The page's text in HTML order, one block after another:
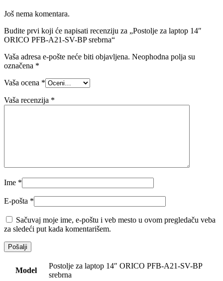
Još nema komentara.
Budite prvi koji će napisati recenziju za „Postolje za laptop 14″
ORICO PFB-A21-SV-BP srebrna“
Vaša adresa e-pošte neće biti objavljena. Neophodna polja su
označena *
Vaša ocena *
Vaša recenzija *
Ime *
E-pošta *
Sačuvaj moje ime, e-poštu i veb mesto u ovom pregledaču veba
za sledeći put kada komentarišem.
Model
Postolje za laptop 14″ ORICO PFB-A21-SV-BP
srebrna